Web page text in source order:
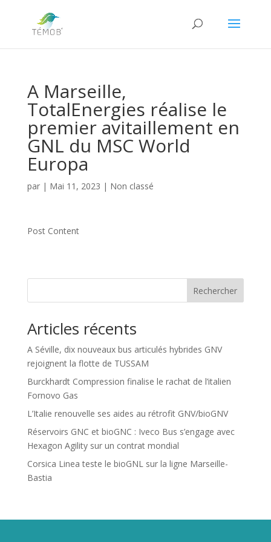
A Marseille,
TotalEnergies réalise le
premier avitaillement en
GNL du MSC World
Europa
par | Mai 11, 2023 | Non classé
Post Content
Rechercher
Articles récents
A Séville, dix nouveaux bus articulés hybrides GNV
rejoignent la flotte de TUSSAM
Burckhardt Compression finalise le rachat de l’italien
Fornovo Gas
L’Italie renouvelle ses aides au rétrofit GNV/bioGNV
Réservoirs GNC et bioGNC : Iveco Bus s’engage avec
Hexagon Agility sur un contrat mondial
Corsica Linea teste le bioGNL sur la ligne Marseille-
Bastia